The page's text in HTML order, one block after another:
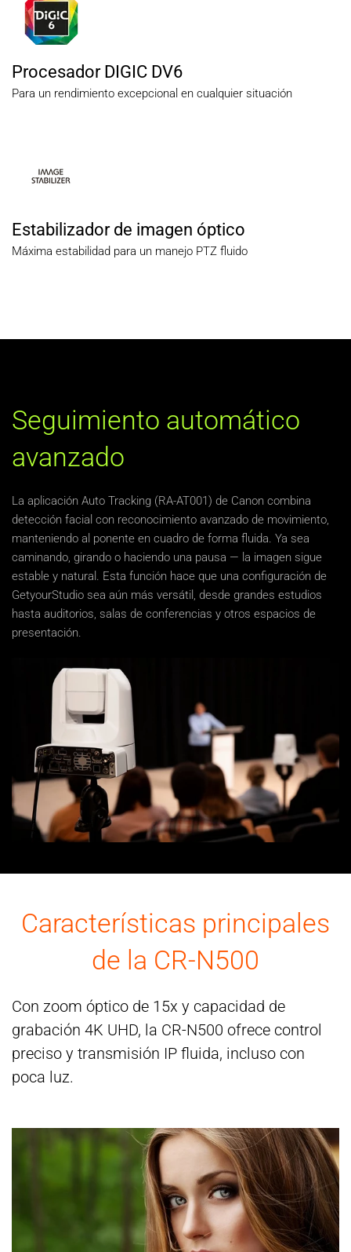
Procesador DIGIC DV6
Para un rendimiento excepcional en cualquier situación
Estabilizador de imagen óptico
Máxima estabilidad para un manejo PTZ fluido
Seguimiento automático
avanzado
La aplicación Auto Tracking (RA-AT001) de Canon combina
detección facial con reconocimiento avanzado de movimiento,
manteniendo al ponente en cuadro de forma fluida. Ya sea
caminando, girando o haciendo una pausa — la imagen sigue
estable y natural. Esta función hace que una configuración de
GetyourStudio sea aún más versátil, desde grandes estudios
hasta auditorios, salas de conferencias y otros espacios de
presentación.
Características principales
de la CR-N500
Con zoom óptico de 15x y capacidad de
grabación 4K UHD, la CR-N500 ofrece control
preciso y transmisión IP fluida, incluso con
poca luz.